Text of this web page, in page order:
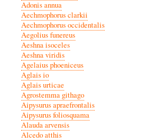
Adonis annua
Aechmophorus clarkii
Aechmophorus occidentalis
Aegolius funereus
Aeshna isoceles
Aeshna viridis
Agelaius phoeniceus
Aglais io
Aglais urticae
Agrostemma githago
Aipysurus apraefrontalis
Aipysurus foliosquama
Alauda arvensis
Alcedo atthis